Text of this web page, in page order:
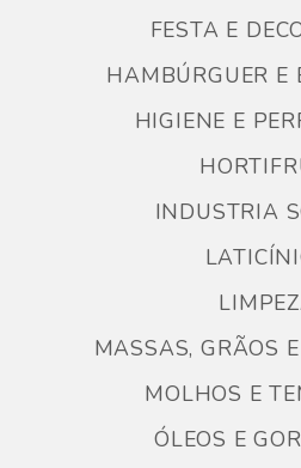
FESTA E
HAMBÚRGUER E
HIGIENE E
INDUSTRIA
MASSAS, GRÃOS
MOLHOS E
ÓLEOS E